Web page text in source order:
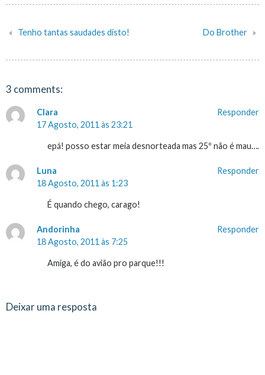
de
artigos
Do Brother
Tenho tantas saudades disto!
3 comments:
Clara
17 Agosto, 2011 às 23:21
epá! posso estar meia desnorteada mas 25º não é mau….
Responder
Luna
18 Agosto, 2011 às 1:23
É quando chego, carago!
Responder
Andorinha
18 Agosto, 2011 às 7:25
Amiga, é do avião pro parque!!!
Responder
Deixar uma resposta